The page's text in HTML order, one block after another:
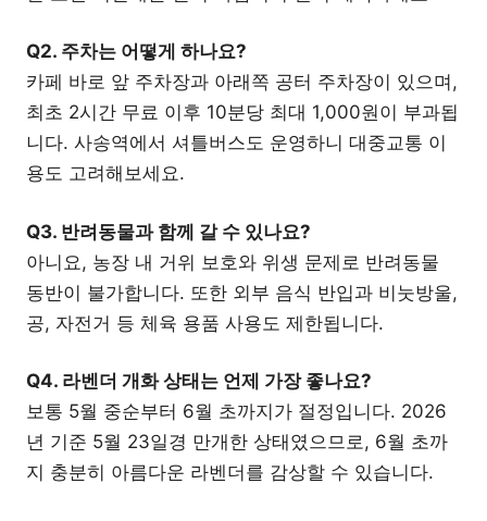
Q2. 주차는 어떻게 하나요?
카페 바로 앞 주차장과 아래쪽 공터 주차장이 있으며,
최초 2시간 무료 이후 10분당 최대 1,000원이 부과됩
니다. 사송역에서 셔틀버스도 운영하니 대중교통 이
용도 고려해보세요.
Q3. 반려동물과 함께 갈 수 있나요?
아니요, 농장 내 거위 보호와 위생 문제로 반려동물
동반이 불가합니다. 또한 외부 음식 반입과 비눗방울,
공, 자전거 등 체육 용품 사용도 제한됩니다.
Q4. 라벤더 개화 상태는 언제 가장 좋나요?
보통 5월 중순부터 6월 초까지가 절정입니다. 2026
년 기준 5월 23일경 만개한 상태였으므로, 6월 초까
지 충분히 아름다운 라벤더를 감상할 수 있습니다.